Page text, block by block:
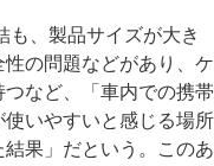
、製品サイズが大き
の問題などがあり、ケ
など、「車内での携帯
いやすいと感じる場所
果」だという。このあ